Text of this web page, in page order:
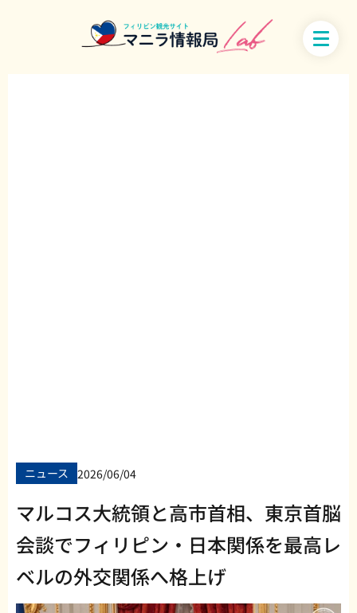
ニュース 2026/06/04
マルコス大統領と高市首相、東京首脳
会談でフィリピン・日本関係を最高レ
ベルの外交関係へ格上げ